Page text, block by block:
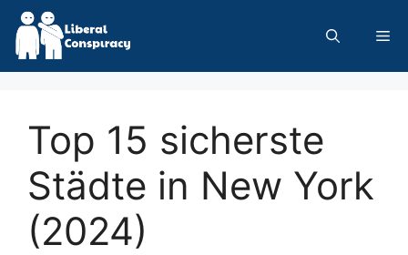
Skip
content
Top 15 sicherste
Städte in New York
(2024)